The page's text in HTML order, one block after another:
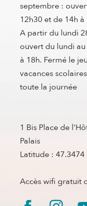
septembre :
12h30 et de 14h à
A partir du lundi
ouvert du lundi
à 18h. Fermé le
vacances
toute la journée
1 Bis Place de
Palais
Latitude : 47.3474
Accès wifi gratuit